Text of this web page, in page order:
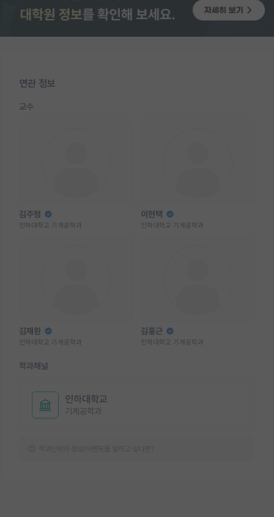
연관 정보
교수
김주형
인하대학교 기계공학과
이현택
인하대학교 기계공학과
김재환
인하대학교 기계공학과
김홍근
인하대학교 기계공학과
학과채널
인하대학교
기계공학과
학과단위의 정보/이벤트를 알리고 싶다면?